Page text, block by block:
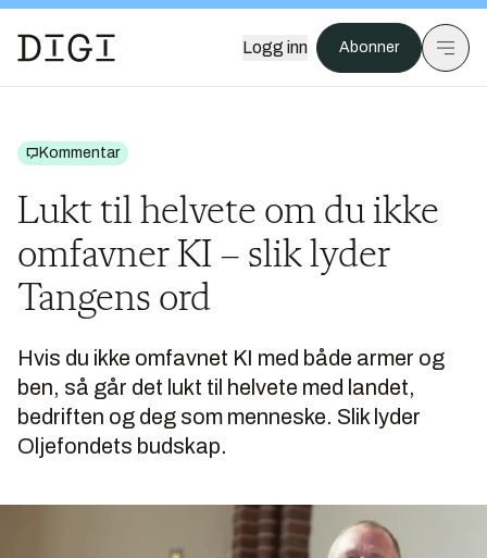
Logg inn Abonner
Kommentar
Lukt til helvete om du ikke
omfavner KI – slik lyder
Tangens ord
Hvis du ikke omfavnet KI med både armer og
ben, så går det lukt til helvete med landet,
bedriften og deg som menneske. Slik lyder
Oljefondets budskap.